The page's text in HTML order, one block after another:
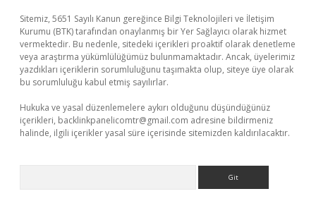
Sitemiz, 5651 Sayılı Kanun gereğince Bilgi Teknolojileri ve İletişim
Kurumu (BTK) tarafından onaylanmış bir Yer Sağlayıcı olarak hizmet
vermektedir. Bu nedenle, sitedeki içerikleri proaktif olarak denetleme
veya araştırma yükümlülüğümüz bulunmamaktadır. Ancak, üyelerimiz
yazdıkları içeriklerin sorumluluğunu taşımakta olup, siteye üye olarak
bu sorumluluğu kabul etmiş sayılırlar.
Hukuka ve yasal düzenlemelere aykırı olduğunu düşündüğünüz
içerikleri, backlinkpanelicomtr@gmail.com adresine bildirmeniz
halinde, ilgili içerikler yasal süre içerisinde sitemizden kaldırılacaktır.